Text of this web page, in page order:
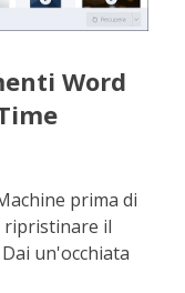
Word
prima di
ripristinare il
un'occhiata